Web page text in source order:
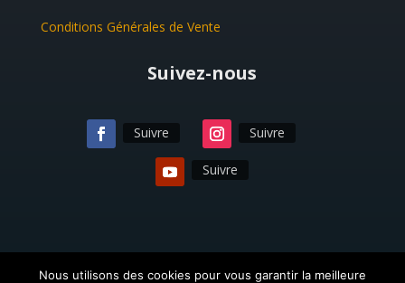
Conditions Générales de Vente
Suivez-nous
Suivre Suivre
Suivre
Nous utilisons des cookies pour vous garantir la meilleure